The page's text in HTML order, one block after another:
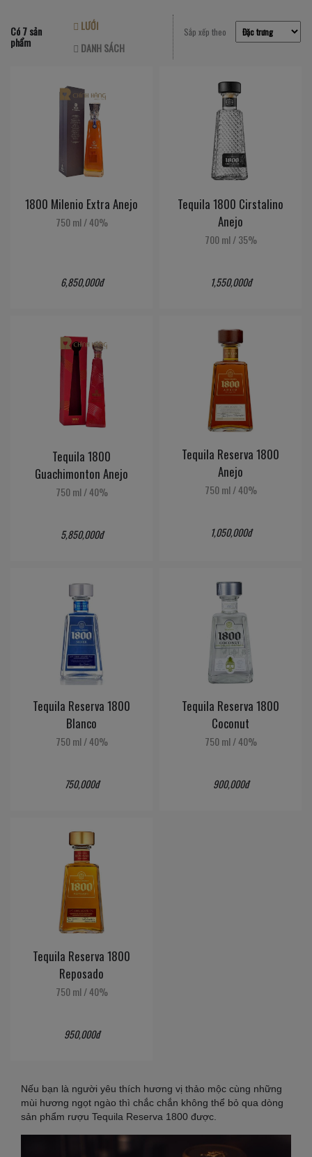
Có 7 sản
phẩm
LƯỚI
DANH SÁCH
Sắp xếp theo
1800 Milenio Extra Anejo
750 ml/40%
6,850,000đ
Tequila 1800 Cirstalino
Anejo
700 ml/ 35%
1,550,000đ
Tequila 1800
Guachimonton Anejo
750 ml /40%
5,850,000đ
Tequila Reserva 1800
Anejo
750 ml /40%
1,050,000đ
Tequila Reserva 1800
Blanco
750 ml /40%
750,000đ
Tequila Reserva 1800
Coconut
750 ml /40%
900,000đ
Tequila Reserva 1800
Reposado
750 ml /40%
950,000đ
Nếu bạn là người yêu thích hương vị thảo mộc cùng những
mùi hương ngọt ngào thì chắc chắn không thể bỏ qua dòng
sản phẩm rượu Tequila Reserva 1800 được.